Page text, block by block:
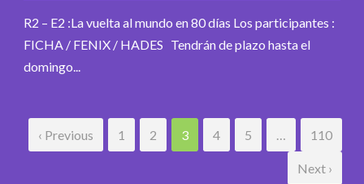
R2 – E2 :La vuelta al mundo en 80 días Los participantes :
FICHA / FENIX / HADES Tendrán de plazo hasta el
domingo...
‹ Previous 1 2 3 4 5 … 110
Next ›